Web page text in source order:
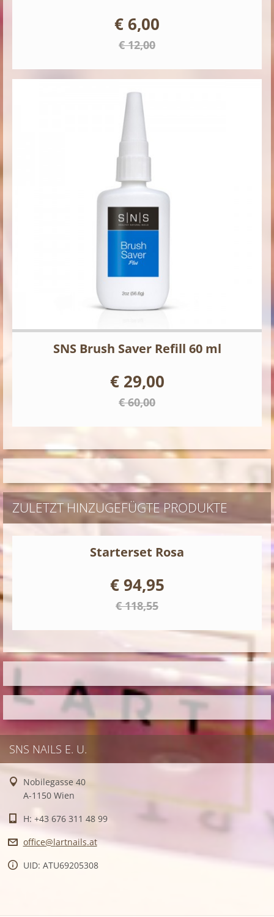
€ 6,00
€ 12,00
SNS Brush Saver Refill 60 ml
€ 29,00
€ 60,00
ZULETZT HINZUGEFÜGTE PRODUKTE
Starterset Rosa
€ 94,95
€ 118,55
SNS NAILS E. U.
Nobilegasse 40
A-1150 Wien
H: +43 676 311 48 99
office@lartnails.at
UID: ATU69205308